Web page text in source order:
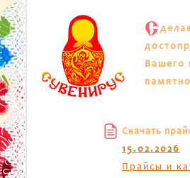
С
Вашего
Скачать
15.02.2026
Прайсы и